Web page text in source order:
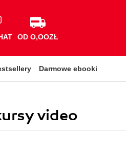
OD O,OOZŁ
Darmowe ebooki
video